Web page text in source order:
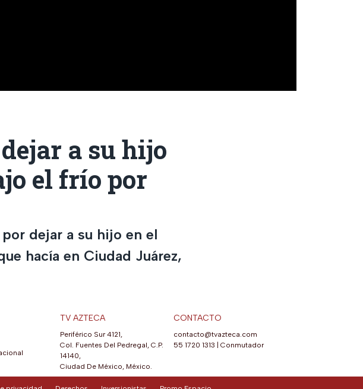
a su hijo
el frío por
dejar a su hijo en el
hacía en Ciudad Juárez,
TV AZTECA
Periférico Sur 4121,
Col. Fuentes Del Pedregal, C.P.
14140,
Ciudad De México, México.
CONTACTO
contacto@tvazteca.com
55 1720 1313 | Conmutador